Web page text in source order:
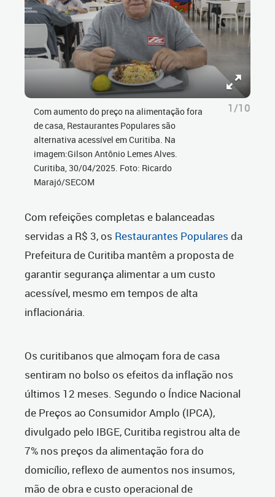
Com aumento do preço na alimentação fora
de casa, Restaurantes Populares são
alternativa acessível em Curitiba. Na
imagem:Gilson Antônio Lemes Alves.
Curitiba, 30/04/2025. Foto: Ricardo
Marajó/SECOM
1/10
Com refeições completas e balanceadas
servidas a R$ 3, os Restaurantes Populares da
Prefeitura de Curitiba mantêm a proposta de
garantir segurança alimentar a um custo
acessível, mesmo em tempos de alta
inflacionária.
Os curitibanos que almoçam fora de casa
sentiram no bolso os efeitos da inflação nos
últimos 12 meses. Segundo o Índice Nacional
de Preços ao Consumidor Amplo (IPCA),
divulgado pelo IBGE, Curitiba registrou alta de
7% nos preços da alimentação fora do
domicílio, reflexo de aumentos nos insumos,
mão de obra e custo operacional de